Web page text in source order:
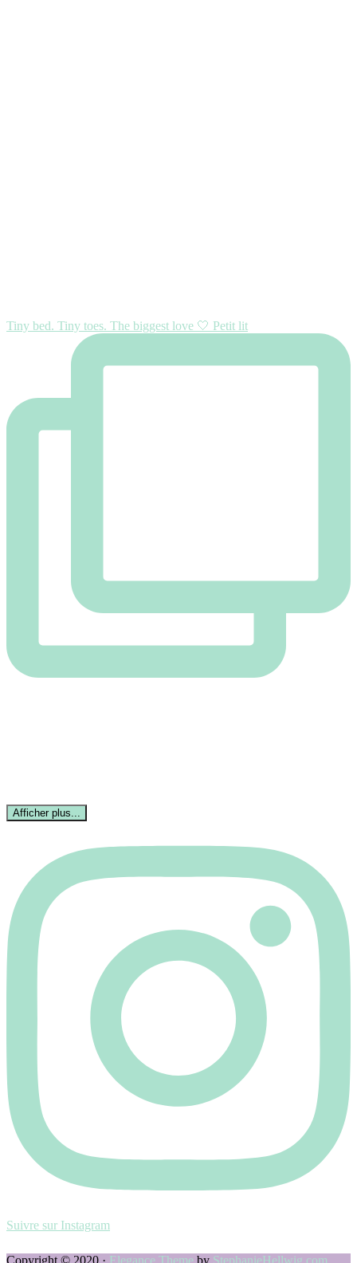
Tiny bed. Tiny toes. The biggest love 🤍 Petit lit
Afficher plus...
Suivre sur Instagram